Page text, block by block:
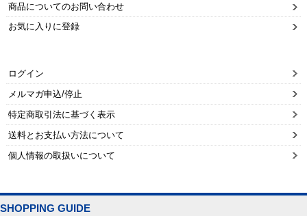
商品についてのお問い合わせ
お気に入りに登録
ログイン
メルマガ申込/停止
特定商取引法に基づく表示
送料とお支払い方法について
個人情報の取扱いについて
SHOPPING GUIDE